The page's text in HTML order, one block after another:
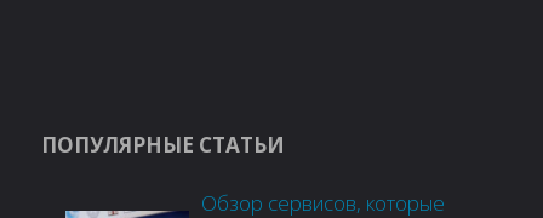
ПОПУЛЯРНЫЕ СТАТЬИ
Обзор сервисов, которые